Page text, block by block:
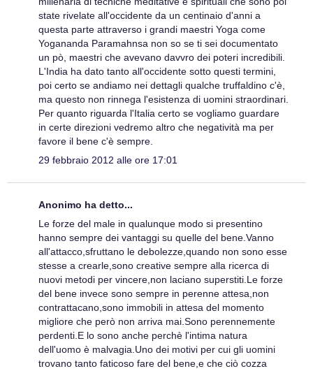
state rivelate all'occidente da un centinaio d'anni a
questa parte attraverso i grandi maestri Yoga come
Yogananda Paramahnsa non so se ti sei documentato
un pò, maestri che avevano davvro dei poteri incredibili.
L'India ha dato tanto all'occidente sotto questi termini,
poi certo se andiamo nei dettagli qualche truffaldino c'è,
ma questo non rinnega l'esistenza di uomini straordinari.
Per quanto riguarda l'Italia certo se vogliamo guardare
in certe direzioni vedremo altro che negatività ma per
favore il bene c'è sempre.
29 febbraio 2012 alle ore 17:01
Anonimo ha detto...
Le forze del male in qualunque modo si presentino
hanno sempre dei vantaggi su quelle del bene.Vanno
all'attacco,sfruttano le debolezze,quando non sono esse
stesse a crearle,sono creative sempre alla ricerca di
nuovi metodi per vincere,non laciano superstiti.Le forze
del bene invece sono sempre in perenne attesa,non
contrattacano,sono immobili in attesa del momento
migliore che però non arriva mai.Sono perennemente
perdenti.E lo sono anche perchè l'intima natura
dell'uomo è malvagia.Uno dei motivi per cui gli uomini
trovano tanto faticoso fare del bene,e che ciò cozza